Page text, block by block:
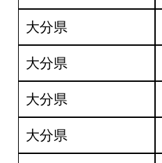
大分県
大分県
大分県
大分県